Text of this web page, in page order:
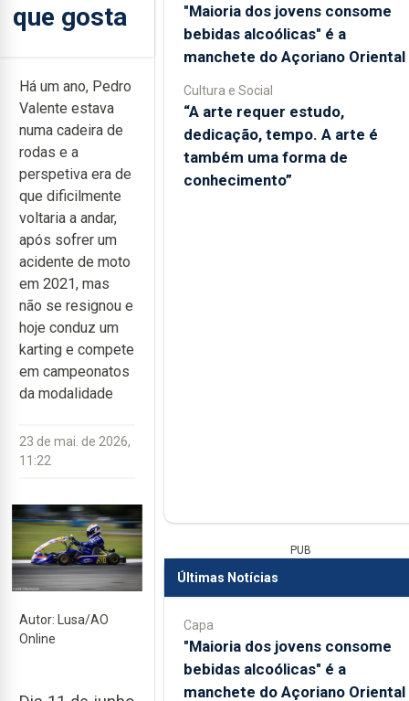
que gosta
Há um ano, Pedro
Valente estava
numa cadeira de
rodas e a
perspetiva era de
que dificilmente
voltaria a andar,
após sofrer um
acidente de moto
em 2021, mas
não se resignou e
hoje conduz um
karting e compete
em campeonatos
da modalidade
23 de mai. de 2026,
11:22
Autor: Lusa/AO
Online
"Maioria dos jovens consome
bebidas alcoólicas" é a
manchete do Açoriano Oriental
Cultura e Social
“A arte requer estudo,
dedicação, tempo. A arte é
também uma forma de
conhecimento”
PUB
Últimas Notícias
Capa
"Maioria dos jovens consome
bebidas alcoólicas" é a
manchete do Açoriano Oriental